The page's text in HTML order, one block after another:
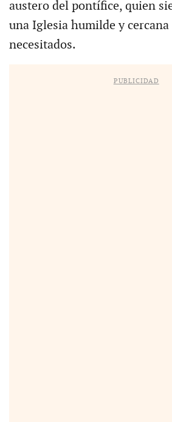
austero del pontífice, quien
una Iglesia humilde y cercana
necesitados.
PUBLICIDAD